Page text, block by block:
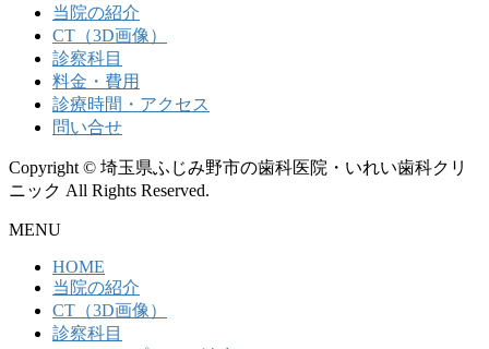
当院の紹介
CT（3D画像）
診察科目
料金・費用
診療時間・アクセス
問い合せ
Copyright © 埼玉県ふじみ野市の歯科医院・いれい歯科クリ
ニック All Rights Reserved.
MENU
HOME
当院の紹介
CT（3D画像）
診察科目